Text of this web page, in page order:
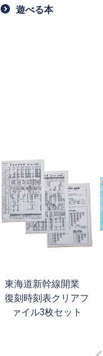
遊べる本
東海道新幹線開業
復刻時刻表クリアフ
ァイル3枚セット